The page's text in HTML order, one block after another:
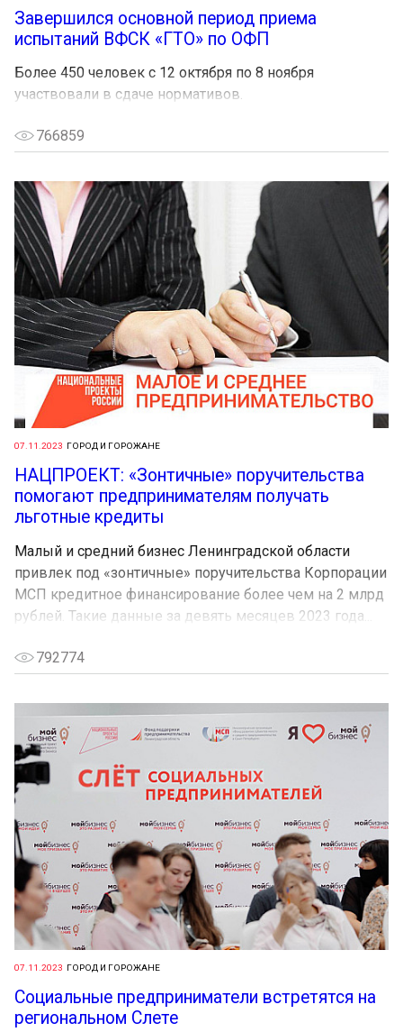
Завершился основной период приема
испытаний ВФСК «ГТО» по ОФП
Более 450 человек с 12 октября по 8 ноября
участвовали в сдаче нормативов.
766859
07.11.2023 ГОРОД И ГОРОЖАНЕ
НАЦПРОЕКТ: «Зонтичные» поручительства
помогают предпринимателям получать
льготные кредиты
Малый и средний бизнес Ленинградской области
привлек под «зонтичные» поручительства Корпорации
МСП кредитное финансирование более чем на 2 млрд
рублей. Такие данные за девять месяцев 2023 года...
792774
07.11.2023 ГОРОД И ГОРОЖАНЕ
Социальные предприниматели встретятся на
региональном Слете